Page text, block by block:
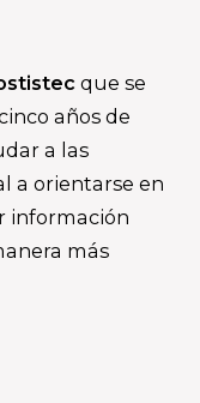
que se
años de
a las
a orientarse en
información
más